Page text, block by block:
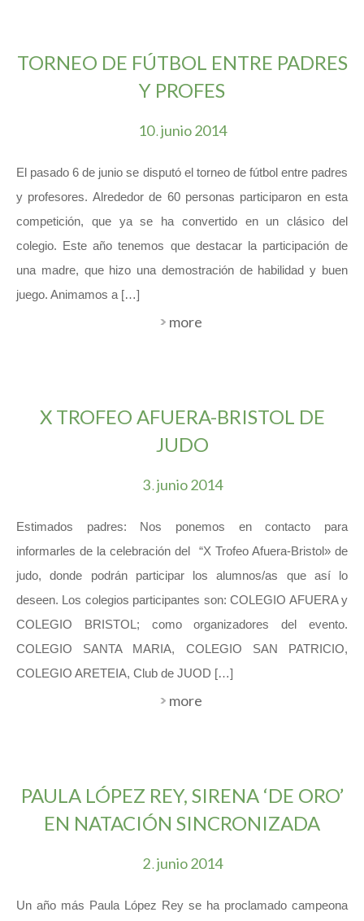
TORNEO DE FÚTBOL ENTRE PADRES
Y PROFES
10. junio2014
El pasado 6 de junio se disputó el torneo de fútbol entre padres
y profesores. Alrededor de 60 personas participaron en esta
competición, que ya se ha convertido en un clásico del
colegio. Este año tenemos que destacar la participación de
una madre, que hizo una demostración de habilidad y buen
juego. Animamos a […]
more
X TROFEO AFUERA-BRISTOL DE
JUDO
3. junio2014
Estimados padres: Nos ponemos en contacto para
informarles de la celebración del “X Trofeo Afuera-Bristol» de
judo, donde podrán participar los alumnos/as que así lo
deseen. Los colegios participantes son: COLEGIO AFUERA y
COLEGIO BRISTOL; como organizadores del evento.
COLEGIO SANTA MARIA, COLEGIO SAN PATRICIO,
COLEGIO ARETEIA, Club de JUOD […]
more
PAULA LÓPEZ REY, SIRENA ‘DE ORO’
EN NATACIÓN SINCRONIZADA
2. junio2014
Un año más Paula López Rey se ha proclamado campeona